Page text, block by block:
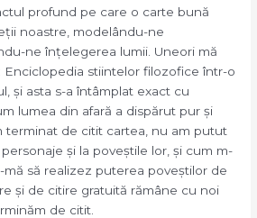
profund pe care o carte bună
noastre, modelându-ne
ne înțelegerea lumii. Uneori mă
Enciclopedia stiintelor filozofice într-o
și asta s-a întâmplat exact cu
lumea din afară a dispărut pur și
terminat de citit cartea, nu am putut
și la poveștile lor, și cum m-
să realizez puterea poveștilor de
și de citire gratuită rămâne cu noi
de citit.